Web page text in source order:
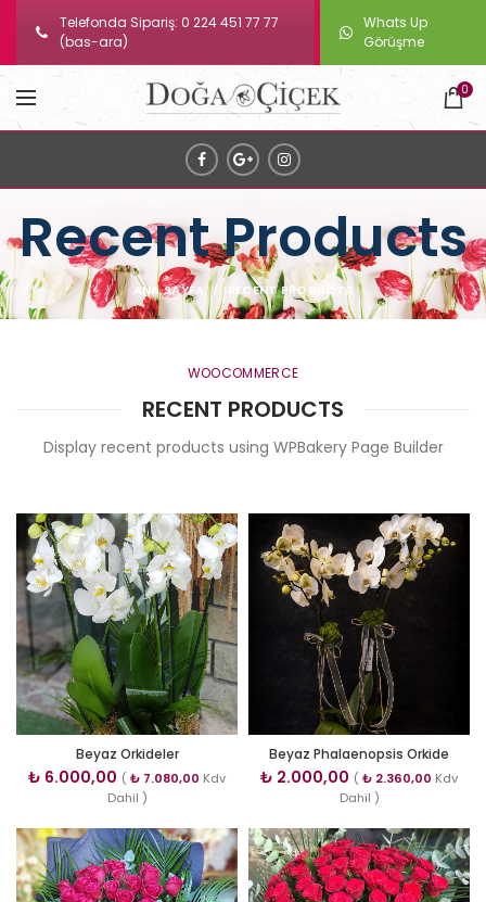
Telefonda Sipariş: 0 224 451 77 77
(bas-ara)
Whats Up
Görüşme
0
Recent Products
ANA SAYFA RECENT PRODUCTS
WOOCOMMERCE
RECENT PRODUCTS
Display recent products using WPBakery Page Builder
Beyaz Orkideler
₺ 6.000,00 ( ₺ 7.080,00 Kdv
Dahil )
Beyaz Phalaenopsis Orkide
₺ 2.000,00 ( ₺ 2.360,00 Kdv
Dahil )